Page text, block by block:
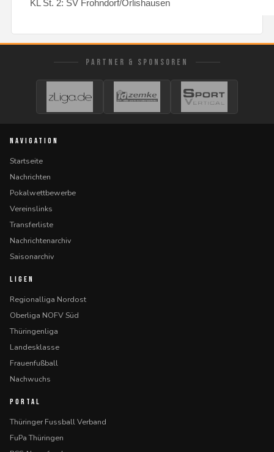
KL St. 2: SV Frohndorf/Orlishausen
PARTNER & SPONSOREN
NAVIGATION
Startseite
Nachrichten
Pokalwettbewerbe
Vereinslinks
Transferliste
Nachrichtenarchiv
Saisonarchiv
LIGEN
Regionalliga Nordost
Oberliga NOFV Süd
Thüringenliga
Landesklasse
Frauenfußball
Nachwuchs
PORTAL
Thüringer Fussball Verband
FuPa Thüringen